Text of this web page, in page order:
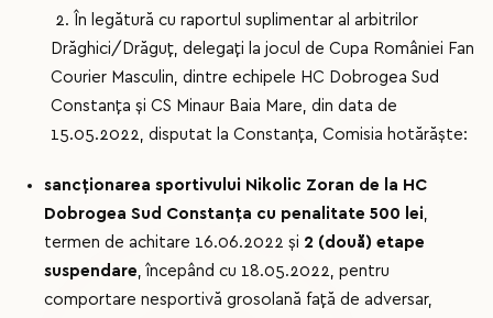
2. În legătură cu raportul suplimentar al arbitrilor
Drăghici/Drăguț, delegați la jocul de Cupa României Fan
Courier Masculin, dintre echipele HC Dobrogea Sud
Constanța și CS Minaur Baia Mare, din data de
15.05.2022, disputat la Constanța, Comisia hotărăște:
sancționarea sportivului Nikolic Zoran de la HC
Dobrogea Sud Constanța cu penalitate 500 lei,
termen de achitare 16.06.2022 și 2 (două) etape
suspendare, începând cu 18.05.2022, pentru
comportare nesportivă grosolană față de adversar,